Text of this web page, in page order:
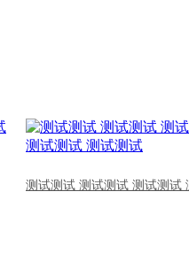
测试测试 测试测试 测试测试